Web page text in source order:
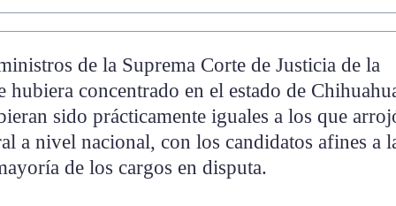
de la Suprema Corte de Justicia de la
hubiera concentrado en el estado de
sido prácticamente iguales a los que
a nivel nacional, con los candidatos afines a
de los cargos en disputa.